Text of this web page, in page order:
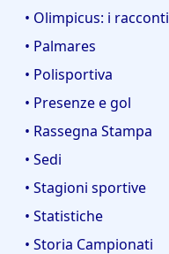
• Olimpicus: i racconti
• Palmares
• Polisportiva
• Presenze e gol
• Rassegna Stampa
• Sedi
• Stagioni sportive
• Statistiche
• Storia Campionati